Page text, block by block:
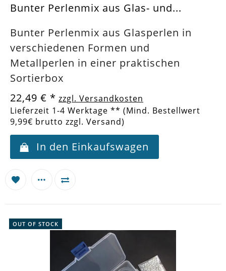
Bunter Perlenmix aus Glas- und...
Bunter Perlenmix aus Glasperlen in
verschiedenen Formen und
Metallperlen in einer praktischen
Sortierbox
22,49 € * zzgl. Versandkosten
Lieferzeit 1-4 Werktage ** (Mind. Bestellwert
9,99€ brutto zzgl. Versand)
In den Einkaufswagen
OUT OF STOCK